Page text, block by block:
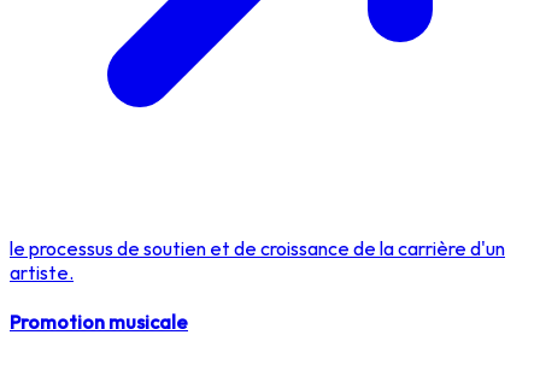
le processus de soutien et de croissance de la carrière d'un
artiste.
Promotion musicale